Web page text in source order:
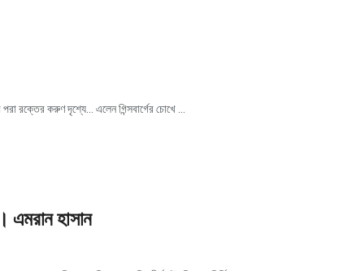
রক্তের করুণ দৃশ্যে... এলেন গিন্সবার্গের চোখে ...
এমরান হাসান